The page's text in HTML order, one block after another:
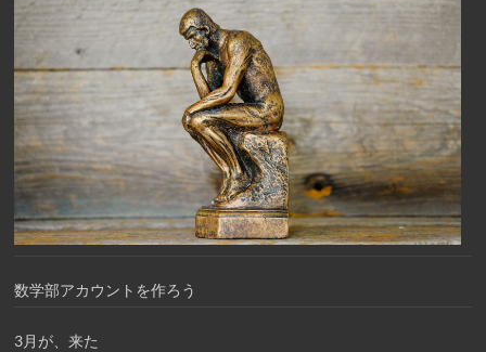
数学部アカウントを作ろう
3月が、来た